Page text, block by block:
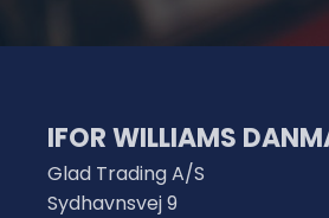
IFOR WILLIAMS
Glad Trading A/S
Sydhavnsvej 9